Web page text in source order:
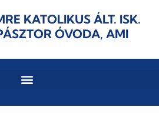
KATOLIKUS ÁLT. ISK.
ÓVODA, AMI